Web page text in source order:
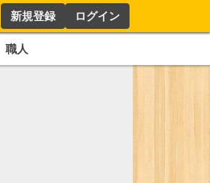
新規登録 ログイン
職人